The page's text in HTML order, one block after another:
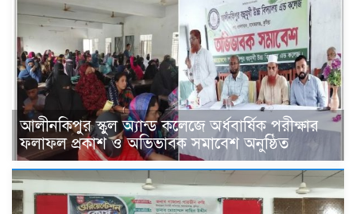
আলীনকিপুর স্কুল অ্যান্ড কলেজে অর্ধবার্ষিক পরীক্ষার
ফলাফল প্রকাশ ও অভিভাবক সমাবেশ অনুষ্ঠিত